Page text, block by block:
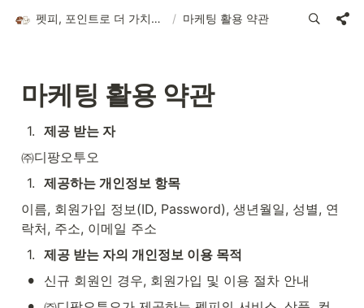
펫피, 포인트로 더 가치있는 반려 라이프 / 마케팅 활용 약관
마케팅 활용 약관
1. 제공 받는 자
㈜디팡오투오
1. 제공하는 개인정보 항목
이름, 회원가입 정보(ID, Password), 생년월일, 성별, 연
락처, 주소, 이메일 주소
1. 제공 받는 자의 개인정보 이용 목적
• 신규 회원인 경우, 회원가입 및 이용 절차 안내